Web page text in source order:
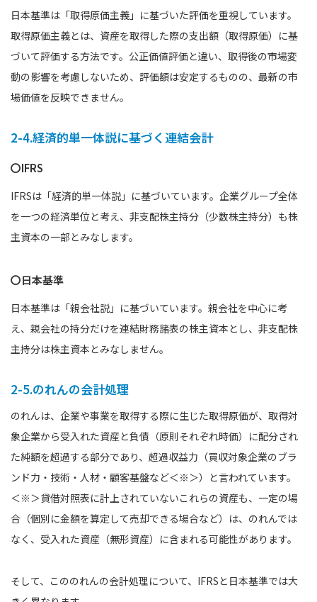
日本基準は「取得原価主義」に基づいた評価を重視しています。
取得原価主義とは、資産を取得した際の支出額（取得原価）に基
づいて評価する方法です。公正価値評価と違い、取得後の市場変
動の影響を考慮しないため、評価額は安定するものの、最新の市
場価値を反映できません。
2-4.経済的単一体説に基づく連結会計
〇IFRS
IFRSは「経済的単一体説」に基づいています。企業グループ全体
を一つの経済単位と考え、非支配株主持分（少数株主持分）も株
主資本の一部とみなします。
〇日本基準
日本基準は「親会社説」に基づいています。親会社を中心に考
え、親会社の持分だけを連結財務諸表の株主資本とし、非支配株
主持分は株主資本とみなしません。
2-5.のれんの会計処理
のれんは、企業や事業を取得する際に生じた取得原価が、取得対
象企業から受入れた資産と負債（原則それぞれ時価）に配分され
た純額を超過する部分であり、超過収益力（買収対象企業のブラ
ンド力・技術・人材・顧客基盤など＜※＞）と言われています。
＜※＞貸借対照表に計上されていないこれらの資産も、一定の場
合（個別に金額を算定して売却できる場合など）は、のれんでは
なく、受入れた資産（無形資産）に含まれる可能性があります。
そして、こののれんの会計処理について、IFRSと日本基準では大